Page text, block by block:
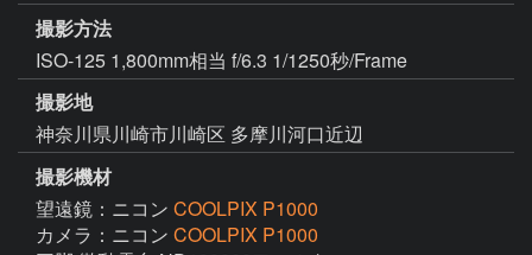
撮影方法
ISO-125 1,800mm相当 f/6.3 1/1250秒/Frame
撮影地
神奈川県川崎市川崎区 多摩川河口近辺
撮影機材
望遠鏡：ニコン COOLPIX P1000
カメラ：ニコン COOLPIX P1000